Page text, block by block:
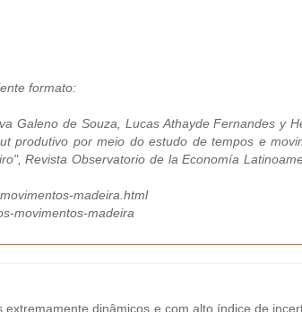
formato:
Galeno de Souza, Lucas Athayde Fernandes y
produtivo por meio do estudo de tempos e
Revista Observatorio de la Economía
madeira.html
movimentos-madeira
dinâmicos e com alto índice de